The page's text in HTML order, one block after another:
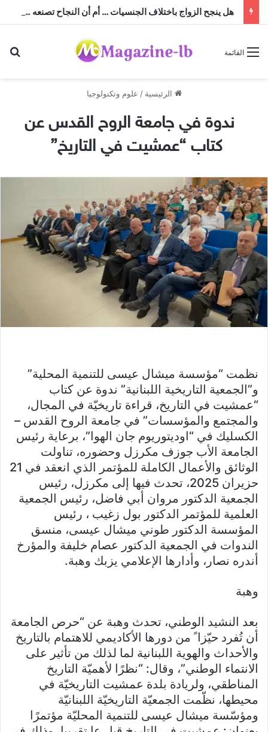
هل ينجح الزواج باختلاف الجنسيات … أم أن النجاح تصنعه منظومة القيم؟
القائمة
الرئيسية / علوم وتكنولوجيا
ندوة في جامعة الروح القدس عن
كتاب “عمشيت في التاريخ”
نظمت “مؤسسة ميشال عيسى للتنمية المحلية”
و”الجمعية التاريخية اللبنانية” ندوة عن كتاب
“عمشيت في التاريخ، قراءة تاريخيّة في المجال،
والمجتمع والمؤسسات” في جامعة الروح القدس –
الكسليك في “اوديتوريوم جان الهوا”، برعاية رئيس
الجامعة الأب جوزف مكرزل وحضوره، تناولت
الوثائق والأعمال الكاملة للمؤتمر الذي انعقد في 21
حزيران 2025، تحدث فيها إلى مكرزل، رئيس
الجمعية الدكتور مروان أبي فاضل، رئيس الجمعية
العلمية للمؤتمر الدكتور بول زغيب ، رئيس
المؤسسة الدكتور طوني ميشال عيسى، منسق
الندوات في الجمعية الدكتور عصام خليفة والمؤرخ
أندره نصار، وأدارها الإعلامي يزبك وهبة.
وهبة
بعد النشيد الوطني، تحدث وهبة عن “حرص الجامعة
أن تُفرد حيّزا ً من دورها الأكاديمي للاهتمام بالتاريخ
والأحداث والهوية اللبنانية لما لذلك من تأثير على
الانتماء الوطني”، وقال: “نظرًا لأهميّة التاريخ
المناطقي، ولريادة بلدة عمشيت التاريخيّة في
محيطها، نظّمت الجمعيّة التاريخيّة اللبنانيّة
ومؤسّسة ميشال عيسى للتنمية المحليّة مؤتمرًا